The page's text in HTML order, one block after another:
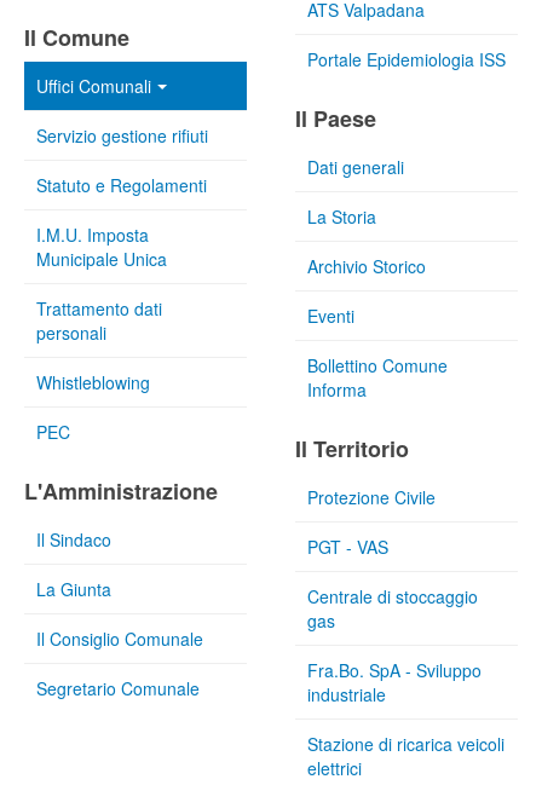
Il Comune
Uffici Comunali
Servizio gestione rifiuti
Statuto e Regolamenti
I.M.U. Imposta
Municipale Unica
Trattamento dati
personali
Whistleblowing
PEC
L'Amministrazione
Il Sindaco
La Giunta
Il Consiglio Comunale
Segretario Comunale
ATS Valpadana
Portale Epidemiologia ISS
Il Paese
Dati generali
La Storia
Archivio Storico
Eventi
Bollettino Comune
Informa
Il Territorio
Protezione Civile
PGT - VAS
Centrale di stoccaggio
gas
Fra.Bo. SpA - Sviluppo
industriale
Stazione di ricarica veicoli
elettrici